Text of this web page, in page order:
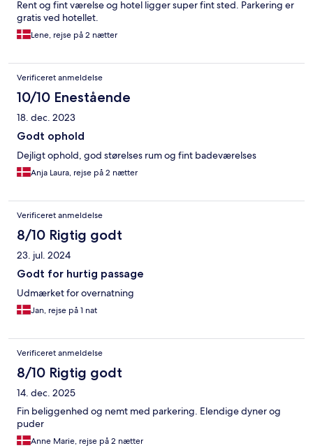
Rent og fint værelse og hotel ligger super fint sted. Parkering er
gratis ved hotellet.
Lene, rejse på 2 nætter
Verificeret anmeldelse
10/10 Enestående
18. dec. 2023
Godt ophold
Dejligt ophold, god størelses rum og fint badeværelses
Anja Laura, rejse på 2 nætter
Verificeret anmeldelse
8/10 Rigtig godt
23. jul. 2024
Godt for hurtig passage
Udmærket for overnatning
Jan, rejse på 1 nat
Verificeret anmeldelse
8/10 Rigtig godt
14. dec. 2025
Fin beliggenhed og nemt med parkering. Elendige dyner og
puder
Anne Marie, rejse på 2 nætter